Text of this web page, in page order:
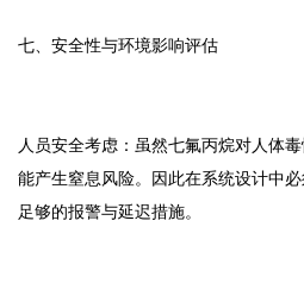
七、安全性与环境影响评估
人员安全考虑：虽然七氟丙烷对人体
能产生窒息风险。因此在系统设计中
足够的报警与延迟措施。